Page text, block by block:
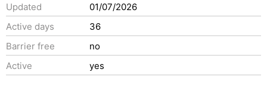
Updated
01/07/2026
Active days
36
Barrier free
no
Active
yes